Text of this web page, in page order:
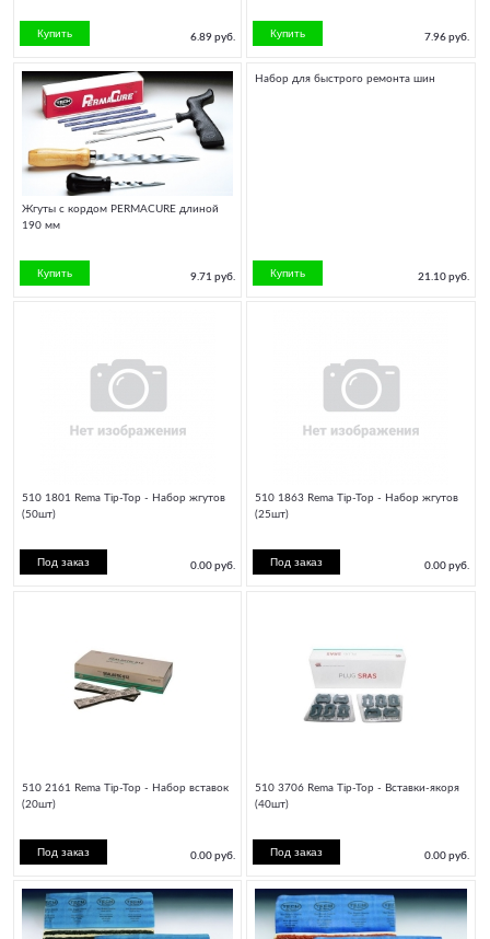
6.89 руб. 7.96 руб.
Жгуты с кордом PERMACURE длиной
190 мм
9.71 руб.
Набор для быстрого ремонта шин
21.10 руб.
510 1801 Rema Tip-Top - Набор жгутов
(50шт)
0.00 руб.
510 1863 Rema Tip-Top - Набор жгутов
(25шт)
0.00 руб.
510 2161 Rema Tip-Top - Набор вставок
(20шт)
0.00 руб.
510 3706 Rema Tip-Top - Вставки-якоря
(40шт)
0.00 руб.